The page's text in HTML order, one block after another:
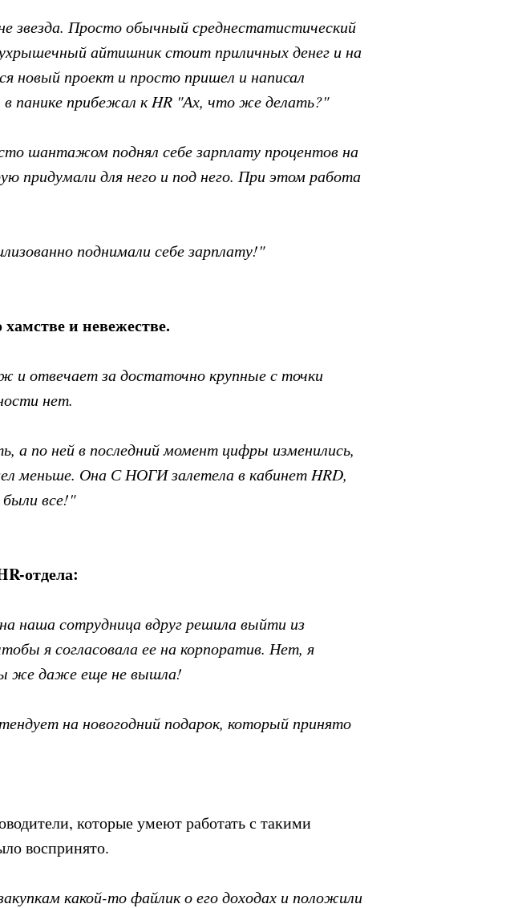
звезда. Просто обычный среднестатистический
айтишник стоит приличных денег и на
новый проект и просто пришел и написал
в панике прибежал к HR "Ах, что же делать?"
шантажом поднял себе зарплату процентов на
придумали для него и под него. При этом работа
поднимали себе зарплату!"
и невежестве.
и отвечает за достаточно крупные с точки
нет.
а по ней в последний момент цифры изменились,
меньше. Она С НОГИ залетела в кабинет HRD,
все!"
отдела:
наша сотрудница вдруг решила выйти из
я согласовала ее на корпоратив. Нет, я
же даже еще не вышла!
на новогодний подарок, который принято
которые умеют работать с такими
воспринято.
какой-то файлик о его доходах и положили